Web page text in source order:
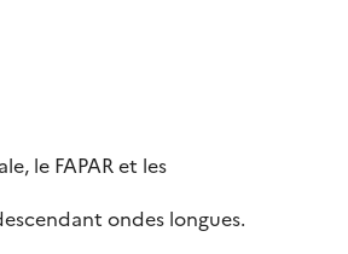
le FAPAR et les
ondes longues.